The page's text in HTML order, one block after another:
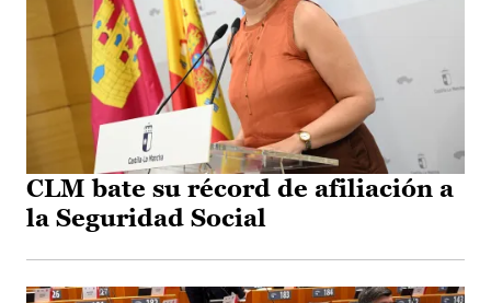
CLM bate su récord de afiliación a
la Seguridad Social